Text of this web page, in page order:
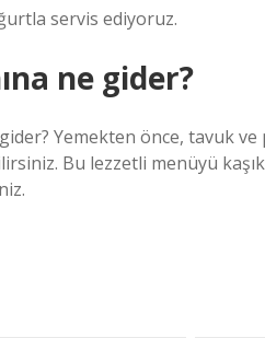
servis ediyoruz.
ne gider?
gider? Yemekten önce, tavuk
Bu lezzetli menüyü